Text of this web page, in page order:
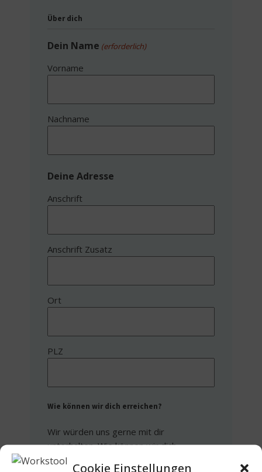
Cookie Einstellungen
Über dich
Dein Name (erforderlich)
Vorname
Nachname
Deine Adresse
Anschrift
Anschrift Zusatz
Ort
PLZ
Wie können wir dich erreichen?
Wir würden uns gerne mit dir
unterhalten. Wie können wir dich
kontaktieren?